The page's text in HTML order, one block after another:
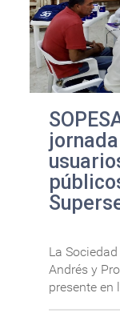
La
Andrés y
presente en